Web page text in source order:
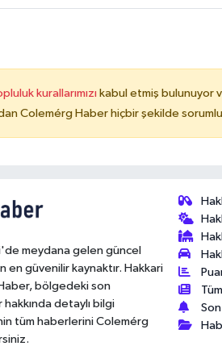
kurallarımızı kabul etmiş bulunuyor
Colemérg Haber hiçbir şekilde
meydana gelen güncel
en güvenilir kaynaktır. Hakkari
bölgedeki son
detaylı bilgi
tüm haberlerini Colemérg